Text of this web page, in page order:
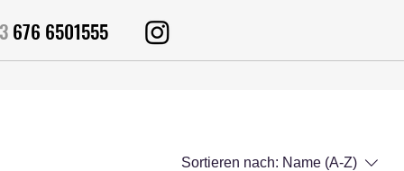
676 6501555
Sortieren nach: Name (A-Z)